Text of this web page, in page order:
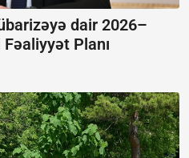
dair 2026–
Planı